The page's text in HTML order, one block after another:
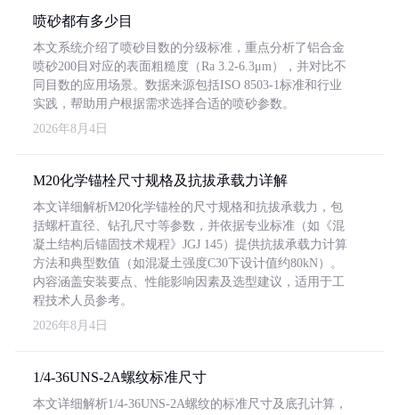
喷砂都有多少目
本文系统介绍了喷砂目数的分级标准，重点分析了铝合金
喷砂200目对应的表面粗糙度（Ra 3.2-6.3μm），并对比不
同目数的应用场景。数据来源包括ISO 8503-1标准和行业
实践，帮助用户根据需求选择合适的喷砂参数。
2026年8月4日
M20化学锚栓尺寸规格及抗拔承载力详解
本文详细解析M20化学锚栓的尺寸规格和抗拔承载力，包
括螺杆直径、钻孔尺寸等参数，并依据专业标准（如《混
凝土结构后锚固技术规程》JGJ 145）提供抗拔承载力计算
方法和典型数值（如混凝土强度C30下设计值约80kN）。
内容涵盖安装要点、性能影响因素及选型建议，适用于工
程技术人员参考。
2026年8月4日
1/4-36UNS-2A螺纹标准尺寸
本文详细解析1/4-36UNS-2A螺纹的标准尺寸及底孔计算，